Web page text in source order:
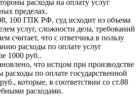
расходы на оплату услуг
пределах.
100 ГПК РФ, суд исходит из объема
услуг, сложности дела, требований
считает, что с ответчика в пользу
расходы по оплате услуг
1000 руб..
что истцом при производстве
по оплате государственной
которые, в соответствии со ст.88
расходами.